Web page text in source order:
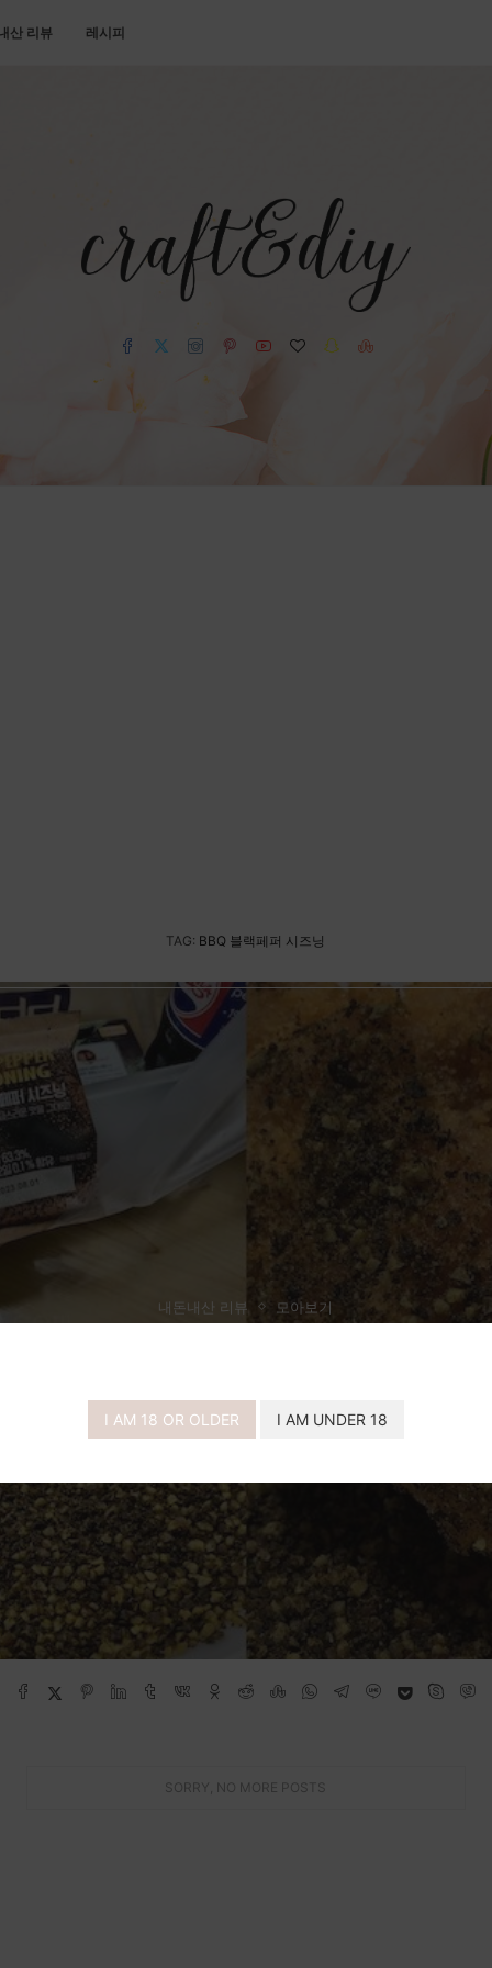
I AM 18 OR OLDER I AM UNDER 18
산 리뷰 레시피
TAG: BBQ 블랙페퍼 시즈닝
내돈내산 리뷰 모아보기
SORRY, NO MORE POSTS